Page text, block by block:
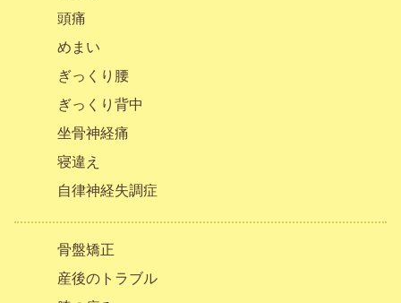
頭痛
めまい
ぎっくり腰
ぎっくり背中
坐骨神経痛
寝違え
自律神経失調症
骨盤矯正
産後のトラブル